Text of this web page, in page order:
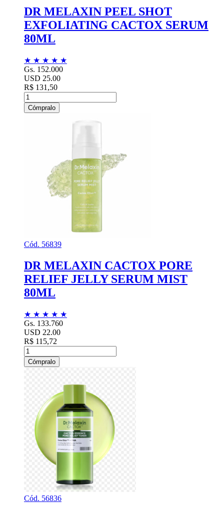
DR MELAXIN PEEL SHOT
EXFOLIATING CACTOX SERUM
80ML
★ ★ ★ ★ ★
Gs. 152.000
USD 25.00
R$ 131,50
Cómpralo
Cód. 56839
DR MELAXIN CACTOX PORE
RELIEF JELLY SERUM MIST
80ML
★ ★ ★ ★ ★
Gs. 133.760
USD 22.00
R$ 115,72
Cómpralo
Cód. 56836